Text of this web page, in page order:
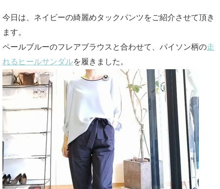
今日は、ネイビーの綺麗めタックパンツをご紹介させて頂き
ます。
ペールブルーのフレアブラウスと合わせて、パイソン柄の走
れるヒールサンダルを履きました。